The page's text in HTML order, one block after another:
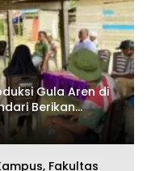
Gula Aren di
Berikan
Fakultas